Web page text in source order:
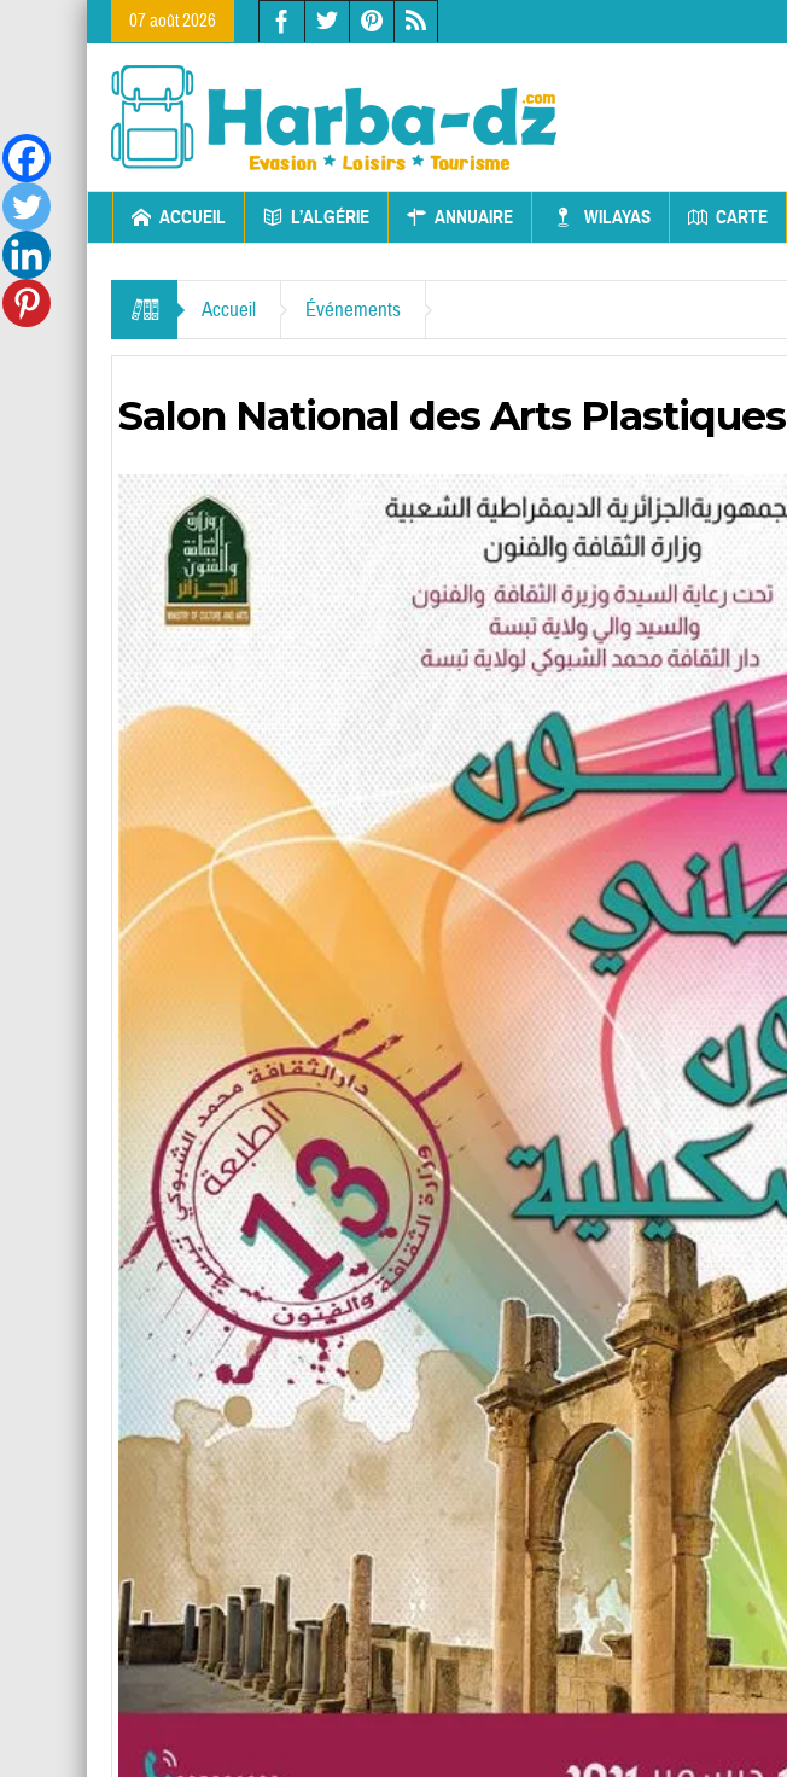
07 août 2026
ACCUEIL L’ALGÉRIE ANNUAIRE WILAYAS CARTE
Accueil Événements
Salon National des Arts Plastiques